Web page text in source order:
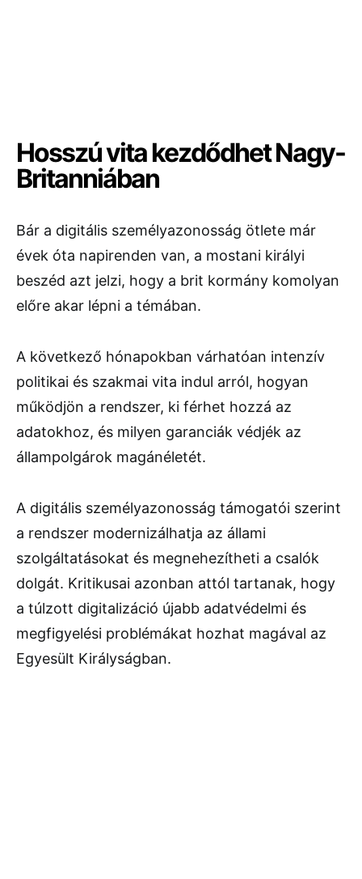
Hosszú vita kezdődhet Nagy-
Britanniában
Bár a digitális személyazonosság ötlete már
évek óta napirenden van, a mostani királyi
beszéd azt jelzi, hogy a brit kormány komolyan
előre akar lépni a témában.
A következő hónapokban várhatóan intenzív
politikai és szakmai vita indul arról, hogyan
működjön a rendszer, ki férhet hozzá az
adatokhoz, és milyen garanciák védjék az
állampolgárok magánéletét.
A digitális személyazonosság támogatói szerint
a rendszer modernizálhatja az állami
szolgáltatásokat és megnehezítheti a csalók
dolgát. Kritikusai azonban attól tartanak, hogy
a túlzott digitalizáció újabb adatvédelmi és
megfigyelési problémákat hozhat magával az
Egyesült Királyságban.